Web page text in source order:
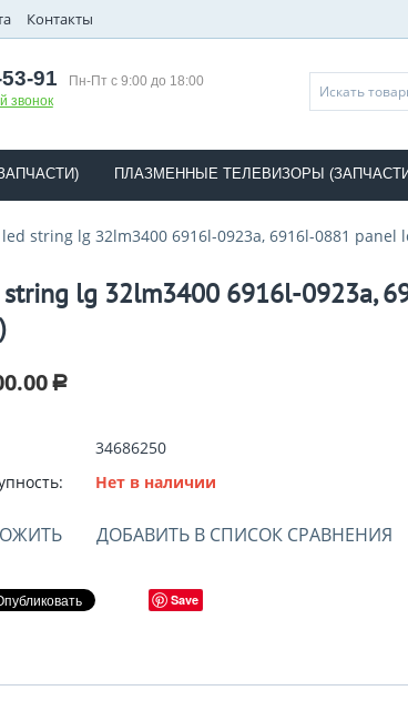
Контакты
91
Пн-Пт с 9:00 до 18:00
звонок
ПЛАЗМЕННЫЕ ТЕЛЕВИЗОРЫ
led string lg 32lm3400 6916l-0923a, 6916l-0881 panel
lg 32lm3400 6916l-0923a,
Р
34686250
Нет в наличии
ДОБАВИТЬ В СПИСОК СРАВНЕНИЯ
Save